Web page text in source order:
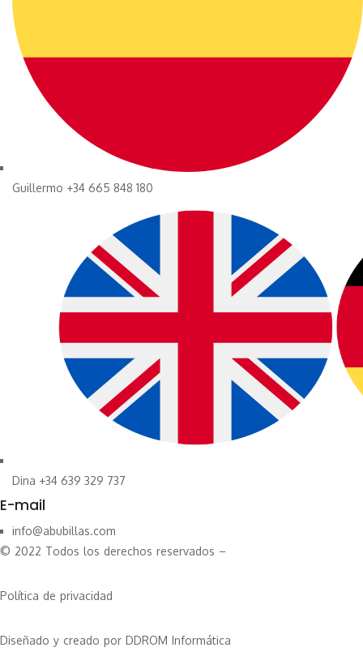
Guillermo +34 665 848 180
Dina +34 639 329 737
E-mail
info@abubillas.com
© 2022 Todos los derechos reservados –
Política de privacidad
Diseñado y creado por DDROM Informática